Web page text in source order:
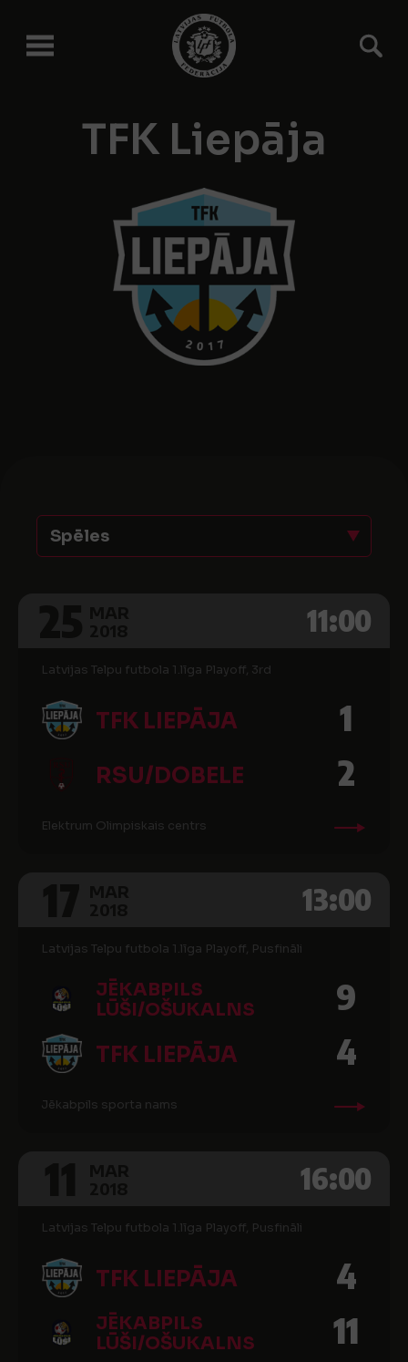
TFK Liepāja
Spēles
11:00
Latvijas Telpu futbola 1.līga Playoff, 3rd
TFK LIEPĀJA 1
RSU/DOBELE 2
Elektrum Olimpiskais centrs
13:00
Latvijas Telpu futbola 1.līga Playoff, Pusfināli
JĒKABPILS
LŪŠI/OŠUKALNS
9
TFK LIEPĀJA 4
Jēkabpils sporta nams
16:00
Latvijas Telpu futbola 1.līga Playoff, Pusfināli
TFK LIEPĀJA 4
JĒKABPILS
LŪŠI/OŠUKALNS
11